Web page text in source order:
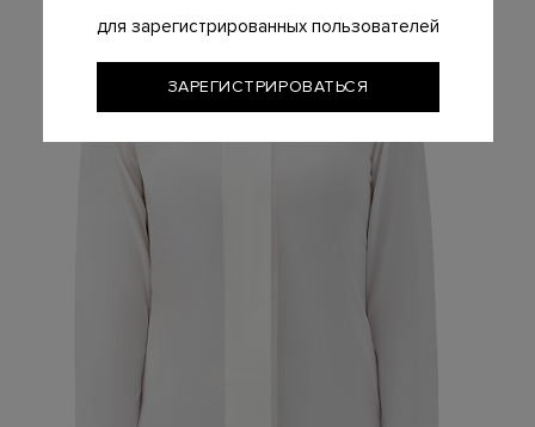
для зарегистрированных пользователей
ЗАРЕГИСТРИРОВАТЬСЯ